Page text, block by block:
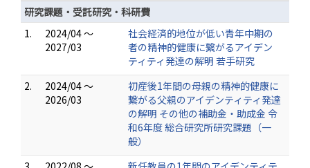
研究課題・受託研究・科研費
1.
2024/04 ～
2027/03
社会経済的地位が低い青年中期の
者の精神的健康に繋がるアイデン
ティティ発達の解明 若手研究
2.
2024/04 ～
2026/03
初産後1年間の母親の精神的健康に
繋がる父親のアイデンティティ発達
の解明 その他の補助金・助成金 令
和6年度 総合研究所研究課題（一
般）